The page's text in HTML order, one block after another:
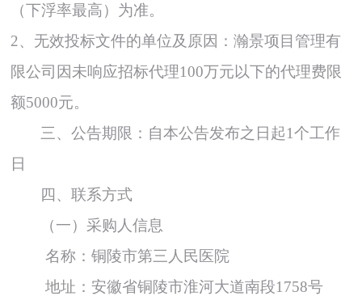
（下浮率最高）为准。
2、无效投标文件的单位及原因：瀚景项目管理有
限公司因未响应招标代理100万元以下的代理费限
额5000元。
三、公告期限： 自本公告发布之日起1个工作
日
四 、联系方式
（一） 采购人信息
名称：铜陵市第三人民医院
地址：安徽省铜陵市淮河大道南段1758号